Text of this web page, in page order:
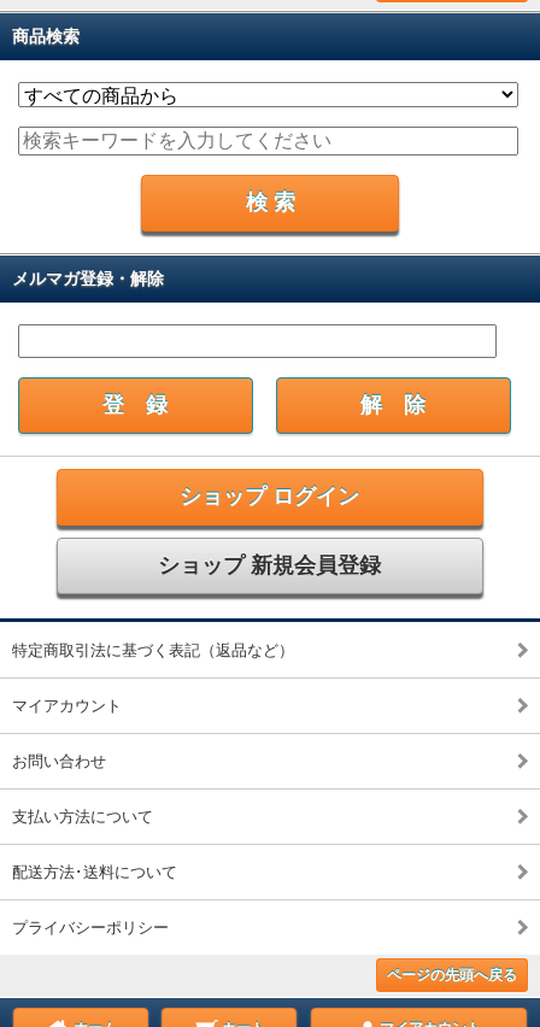
商品検索
メルマガ登録・解除
ショップ ログイン
ショップ 新規会員登録
特定商取引法に基づく表記（返品など）
マイアカウント
お問い合わせ
支払い方法について
配送方法･送料について
プライバシーポリシー
ページの先頭へ戻る